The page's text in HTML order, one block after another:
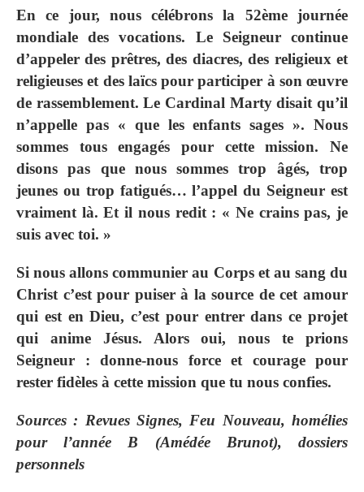
En ce jour, nous célébrons la 52ème journée
mondiale des vocations. Le Seigneur continue
d’appeler des prêtres, des diacres, des religieux et
religieuses et des laïcs pour participer à son œuvre
de rassemblement. Le Cardinal Marty disait qu’il
n’appelle pas « que les enfants sages ». Nous
sommes tous engagés pour cette mission. Ne
disons pas que nous sommes trop âgés, trop
jeunes ou trop fatigués… l’appel du Seigneur est
vraiment là. Et il nous redit : « Ne crains pas, je
suis avec toi. »
Si nous allons communier au Corps et au sang du
Christ c’est pour puiser à la source de cet amour
qui est en Dieu, c’est pour entrer dans ce projet
qui anime Jésus. Alors oui, nous te prions
Seigneur : donne-nous force et courage pour
rester fidèles à cette mission que tu nous confies.
Sources : Revues Signes, Feu Nouveau, homélies
pour l’année B (Amédée Brunot), dossiers
personnels